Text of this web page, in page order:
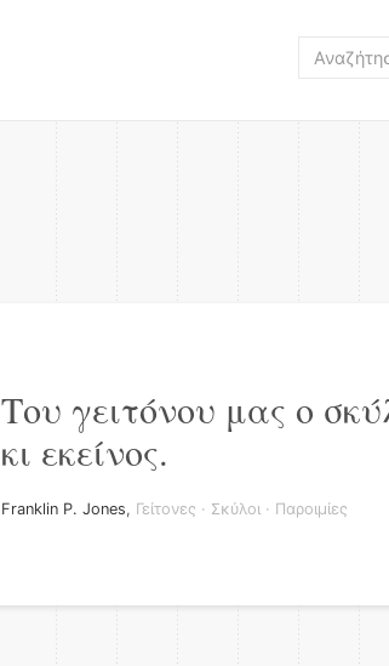
Του γειτόνου μας ο
κι εκείνος.
Franklin P. Jones, Γείτονες · Σκύλοι · Παροιμίες